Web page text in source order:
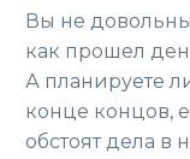
Вы не
как прошел
А планируете
конце концов,
обстоят дела в